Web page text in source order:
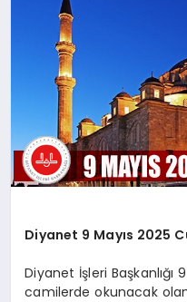
Diyanet 9 Mayıs 2025
Diyanet İşleri Başkanlığı
camilerde okunacak